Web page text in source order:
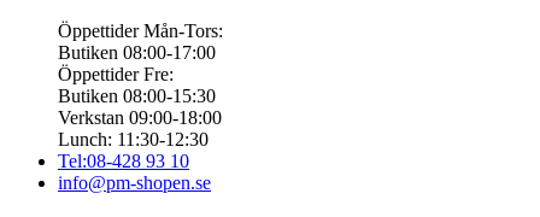
Öppettider Mån-Tors:
Butiken 08:00-17:00
Öppettider Fre:
Butiken 08:00-15:30
Verkstan 09:00-18:00
Lunch: 11:30-12:30
Tel:08-428 93 10
info@pm-shopen.se